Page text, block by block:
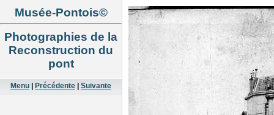
Musée-Pontois©
Photographies de la
Reconstruction du
pont
Menu | Précédente | Suivante